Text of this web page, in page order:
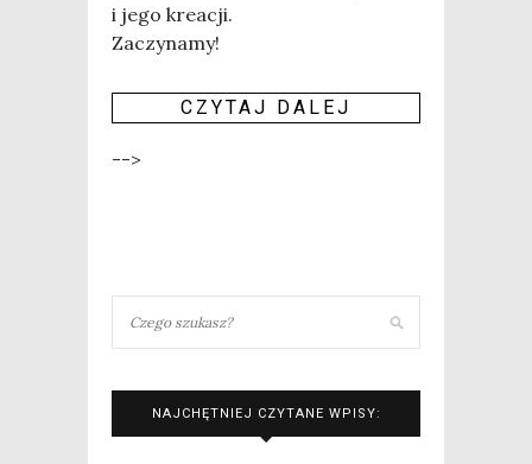
i jego kreacji.
Zaczy­na­my!
CZY­TAJ DALEJ
-->
NAJCHĘTNIEJ CZYTANE WPISY: